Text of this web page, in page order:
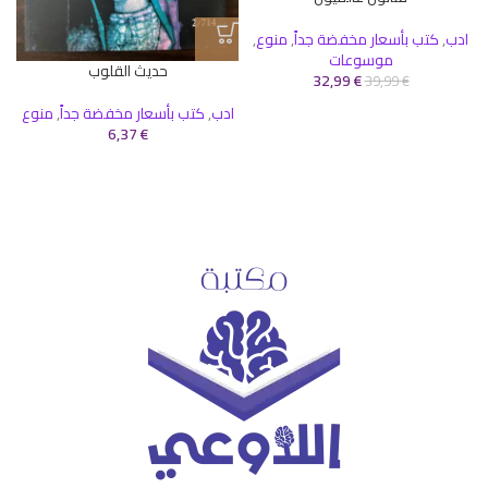
ادب,كتب بأسعار مخفضة جداً,منوع,
موسوعات
39,99€
32,99€
حديث القلوب
ادب,كتب بأسعار مخفضة جداً,منوع
6,37€